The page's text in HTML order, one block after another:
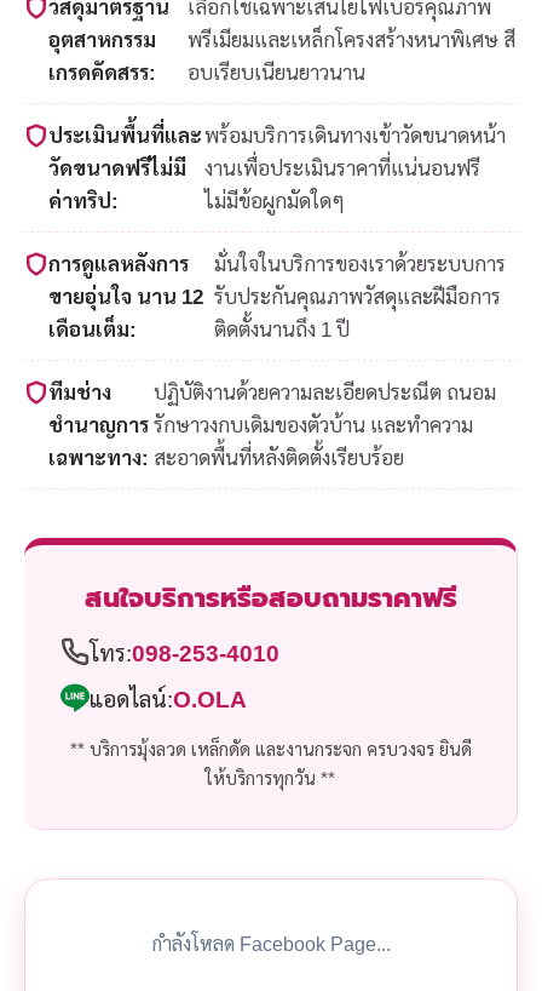
วัสดุมาตรฐาน
อุตสาหกรรม
เกรดคัดสรร:
เลือกใช้เฉพาะเส้นใยไฟเบอร์คุณภาพ
พรีเมียมและเหล็กโครงสร้างหนาพิเศษ สี
อบเรียบเนียนยาวนาน
ประเมินพื้นที่และ
วัดขนาดฟรีไม่มี
ค่าทริป:
พร้อมบริการเดินทางเข้าวัดขนาดหน้า
งานเพื่อประเมินราคาที่แน่นอนฟรี
ไม่มีข้อผูกมัดใดๆ
การดูแลหลังการ
ขายอุ่นใจ นาน 12
เดือนเต็ม:
มั่นใจในบริการของเราด้วยระบบการ
รับประกันคุณภาพวัสดุและฝีมือการ
ติดตั้งนานถึง 1 ปี
ทีมช่าง
ชำนาญการ
เฉพาะทาง:
ปฏิบัติงานด้วยความละเอียดประณีต ถนอม
รักษาวงกบเดิมของตัวบ้าน และทำความ
สะอาดพื้นที่หลังติดตั้งเรียบร้อย
สนใจบริการหรือสอบถามราคาฟรี
โทร:098-253-4010
แอดไลน์:O.OLA
** บริการมุ้งลวด เหล็กดัด และงานกระจก ครบวงจร ยินดี
ให้บริการทุกวัน **
กำลังโหลด Facebook Page...